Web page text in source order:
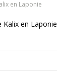
en Laponie
Kalix en Laponie